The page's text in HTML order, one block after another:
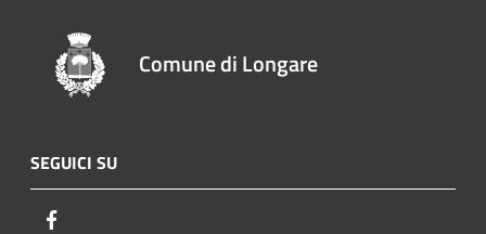
Comune di Longare
SEGUICI SU